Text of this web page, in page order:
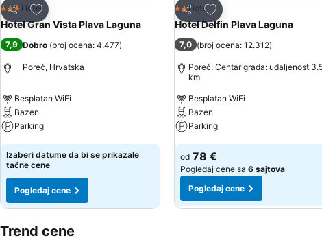
Deli
Dodati u favorite
3 Zvezdice
Hotel
Hotel Gran Vista Plava Laguna
7,9 Dobro (broj ocena: 4.477)
Poreč, Hrvatska
Besplatan WiFi
Bazen
Parking
Pogledaj cene
Izaberi datume da bi se prikazale
tačne cene
Pogledaj cene
Deli
Dodati u favorite
2 Zvezdice
Hotel
Hotel Delfin Plava Laguna
7,0 (broj ocena: 12.312)
Poreč, Centar grada: udaljenost
km
Besplatan WiFi
Bazen
Parking
Pogledaj cene
od 78 €
Pogledaj cene sa 6 sajtova
Pogledaj cene
Trend cene